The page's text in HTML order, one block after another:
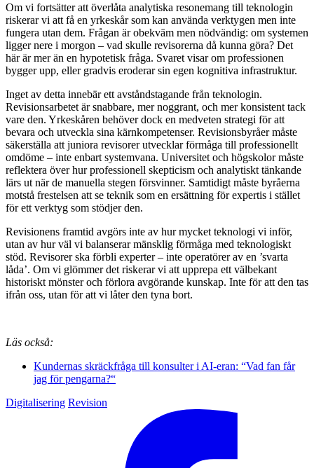
Om vi fortsätter att överlåta analytiska resonemang till teknologin
riskerar vi att få en yrkeskår som kan använda verktygen men inte
fungera utan dem. Frågan är obekväm men nödvändig: om systemen
ligger nere i morgon – vad skulle revisorerna då kunna göra? Det
här är mer än en hypotetisk fråga. Svaret visar om professionen
bygger upp, eller gradvis eroderar sin egen kognitiva infrastruktur.
Inget av detta innebär ett avståndstagande från teknologin.
Revisionsarbetet är snabbare, mer noggrant, och mer konsistent tack
vare den. Yrkeskåren behöver dock en medveten strategi för att
bevara och utveckla sina kärnkompetenser. Revisionsbyråer måste
säkerställa att juniora revisorer utvecklar förmåga till professionellt
omdöme – inte enbart systemvana. Universitet och högskolor måste
reflektera över hur professionell skepticism och analytiskt tänkande
lärs ut när de manuella stegen försvinner. Samtidigt måste byråerna
motstå frestelsen att se teknik som en ersättning för expertis i stället
för ett verktyg som stödjer den.
Revisionens framtid avgörs inte av hur mycket teknologi vi inför,
utan av hur väl vi balanserar mänsklig förmåga med teknologiskt
stöd. Revisorer ska förbli experter – inte operatörer av en ’svarta
låda’. Om vi glömmer det riskerar vi att upprepa ett välbekant
historiskt mönster och förlora avgörande kunskap. Inte för att den tas
ifrån oss, utan för att vi låter den tyna bort.
Läs också:
Kundernas skräckfråga till konsulter i AI-eran: “Vad fan får
jag för pengarna?“
Digitalisering Revision